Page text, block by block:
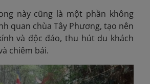
này cũng là một phần không
quan chùa Tây Phương, tạo nên
và độc đáo, thu hút du khách
chiêm bái.